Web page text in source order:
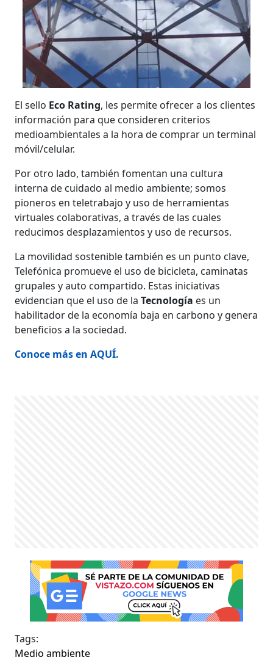
El sello Eco Rating, les permite ofrecer a los clientes
información para que consideren criterios
medioambientales a la hora de comprar un terminal
móvil/celular.
Por otro lado, también fomentan una cultura
interna de cuidado al medio ambiente; somos
pioneros en teletrabajo y uso de herramientas
virtuales colaborativas, a través de las cuales
reducimos desplazamientos y uso de recursos.
La movilidad sostenible también es un punto clave,
Telefónica promueve el uso de bicicleta, caminatas
grupales y auto compartido. Estas iniciativas
evidencian que el uso de laTecnología es un
habilitador de la economía baja en carbono y genera
beneficios a la sociedad.
Conoce más en AQUÍ.
Tags:
Medio ambiente